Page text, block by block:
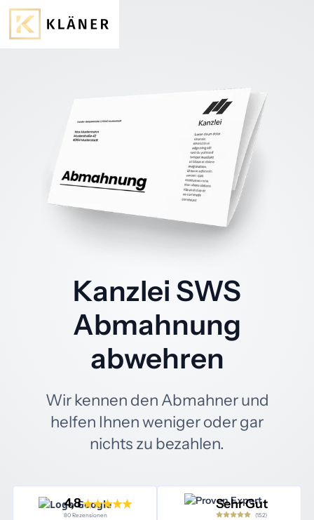
Kanzlei SWS
Abmahnung
abwehren
Wir kennen den Abmahner und
helfen Ihnen weniger oder gar
nichts zu bezahlen.
4,8
80 Rezensionen
Sehr Gut
(152)